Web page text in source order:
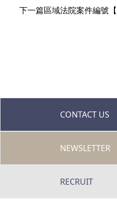
下一篇區域法院案件編號
CONTACT US
NEWSLETTER
RECRUIT